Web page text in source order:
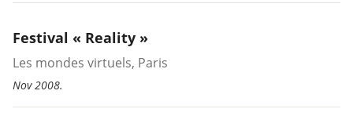
Festival « Reality »
Les mondes virtuels, Paris
Nov 2008.